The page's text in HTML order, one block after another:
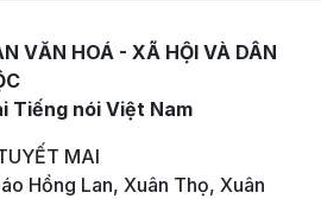
VĂN HOÁ - XÃ HỘI VÀ DÂN
Tiếng nói Việt Nam
MAI
Hồng Lan, Xuân Thọ, Xuân